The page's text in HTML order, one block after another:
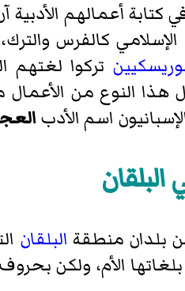
أعمالهم
كالفرس
تركوا لغتهم
هذا النوع من
اسم الأدب
بلدان منطقة البلقان
الأم، ولكن